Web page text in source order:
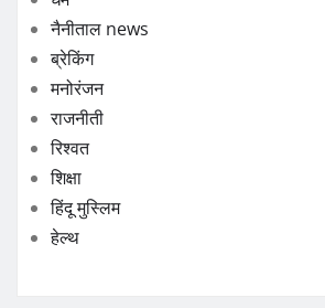
नैनीताल news
ब्रेकिंग
मनोरंजन
राजनीती
रिश्वत
शिक्षा
हिंदू मुस्लिम
हेल्थ